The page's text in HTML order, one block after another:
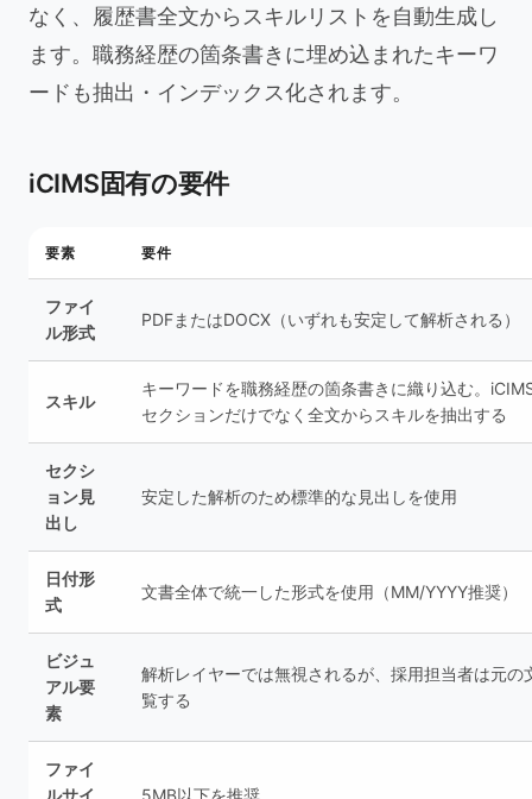
なく、履歴書全文からスキルリストを自動生成し
ます。職務経歴の箇条書きに埋め込まれたキーワ
ードも抽出・インデックス化されます。
iCIMS固有の要件
要素 要件
ファイ
ル形式
PDFまたはDOCX（いずれも安定して解析される）
スキル
キーワードを職務経歴の箇条書きに織り込む。
セクションだけでなく全文からスキルを抽出する
セクシ
ョン見
出し
安定した解析のため標準的な見出しを使用
日付形
式
文書全体で統一した形式を使用（MM/YYYY推奨）
ビジュ
アル要
素
解析レイヤーでは無視されるが、採用担当者は元の
覧する
ファイ
ルサイ
5MB以下を推奨